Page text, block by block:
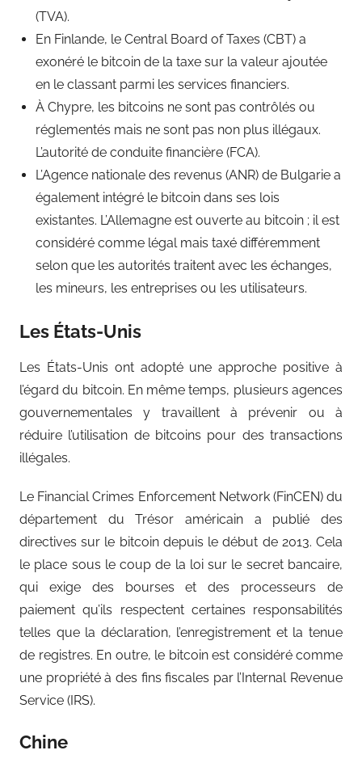
(TVA).
En Finlande, le Central Board of Taxes (CBT) a
exonéré le bitcoin de la taxe sur la valeur ajoutée
en le classant parmi les services financiers.
À Chypre, les bitcoins ne sont pas contrôlés ou
réglementés mais ne sont pas non plus illégaux.
L’autorité de conduite financière (FCA).
L’Agence nationale des revenus (ANR) de Bulgarie a
également intégré le bitcoin dans ses lois
existantes. L’Allemagne est ouverte au bitcoin ; il est
considéré comme légal mais taxé différemment
selon que les autorités traitent avec les échanges,
les mineurs, les entreprises ou les utilisateurs.
Les États-Unis
Les États-Unis ont adopté une approche positive à
l’égard du bitcoin. En même temps, plusieurs agences
gouvernementales y travaillent à prévenir ou à
réduire l’utilisation de bitcoins pour des transactions
illégales.
Le Financial Crimes Enforcement Network (FinCEN) du
département du Trésor américain a publié des
directives sur le bitcoin depuis le début de 2013. Cela
le place sous le coup de la loi sur le secret bancaire,
qui exige des bourses et des processeurs de
paiement qu’ils respectent certaines responsabilités
telles que la déclaration, l’enregistrement et la tenue
de registres. En outre, le bitcoin est considéré comme
une propriété à des fins fiscales par l’Internal Revenue
Service (IRS).
Chine